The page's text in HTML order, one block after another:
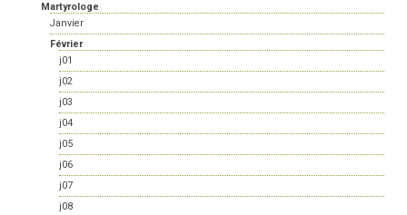
Martyrologe
Janvier
Février
j01
j02
j03
j04
j05
j06
j07
j08